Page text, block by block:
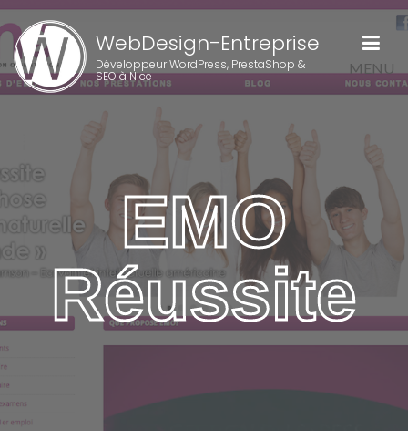
WebDesign-Entreprise
Développeur WordPress, PrestaShop &
SEO à Nice MENU
EMO
Réussite